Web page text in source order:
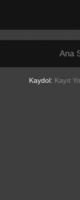
Ana
Kaydol:Kayıt